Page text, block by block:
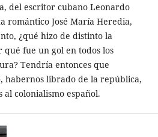
del escritor cubano Leonardo
romántico José María Heredia,
¿qué hizo de distinto la
qué fue un gol en todos los
Tendría entonces que
habernos librado de la república,
colonialismo español.